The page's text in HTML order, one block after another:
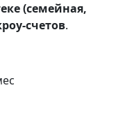
(семейная,
счетов.